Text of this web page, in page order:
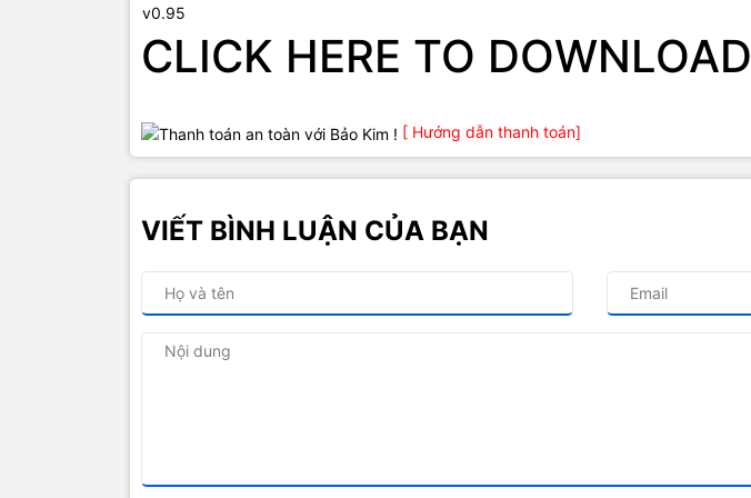
CLICK HERE TO DOWNLOAD
[ Hướng dẫn thanh toán]
VIẾT BÌNH LUẬN CỦA BẠN